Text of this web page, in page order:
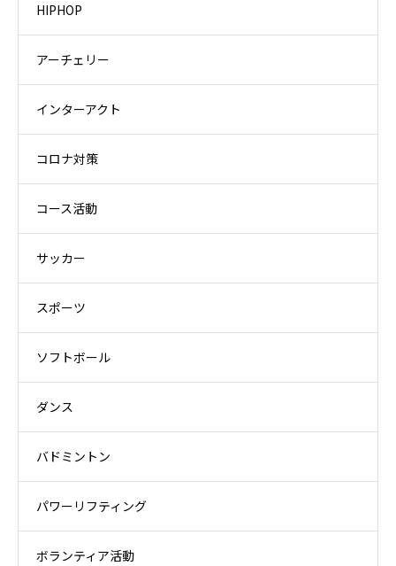
HIPHOP
アーチェリー
インターアクト
コロナ対策
コース活動
サッカー
スポーツ
ソフトボール
ダンス
バドミントン
パワーリフティング
ボランティア活動